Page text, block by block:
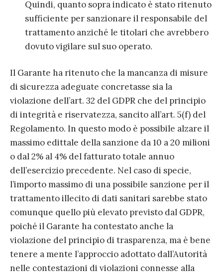
Quindi, quanto sopra indicato è stato ritenuto
sufficiente per sanzionare il responsabile del
trattamento anziché le titolari che avrebbero
dovuto vigilare sul suo operato.
Il Garante ha ritenuto che la mancanza di misure
di sicurezza adeguate concretasse sia la
violazione dell’art. 32 del GDPR che del principio
di integrità e riservatezza, sancito all’art. 5(f) del
Regolamento. In questo modo è possibile alzare il
massimo edittale della sanzione da 10 a 20 milioni
o dal 2% al 4% del fatturato totale annuo
dell’esercizio precedente. Nel caso di specie,
l’importo massimo di una possibile sanzione per il
trattamento illecito di dati sanitari sarebbe stato
comunque quello più elevato previsto dal GDPR,
poiché il Garante ha contestato anche la
violazione del principio di trasparenza, ma è bene
tenere a mente l’approccio adottato dall’Autorità
nelle contestazioni di violazioni connesse alla